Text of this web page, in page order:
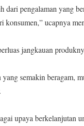
dari pengalaman yang
konsumen,” ucapnya
jangkauan
semakin beragam,
upaya berkelanjutan